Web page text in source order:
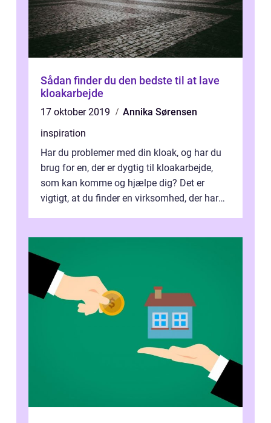
Sådan finder du den bedste til at lave
kloakarbejde
17 oktober 2019
Annika Sørensen
inspiration
Har du problemer med din kloak, og har du
brug for en, der er dygtig til kloakarbejde,
som kan komme og hjælpe dig? Det er
vigtigt, at du finder en virksomhed, der har